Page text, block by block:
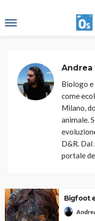
Andrea
Biologo
come
Milano,
animale.
D&R. Dal
portale
Bigfoot